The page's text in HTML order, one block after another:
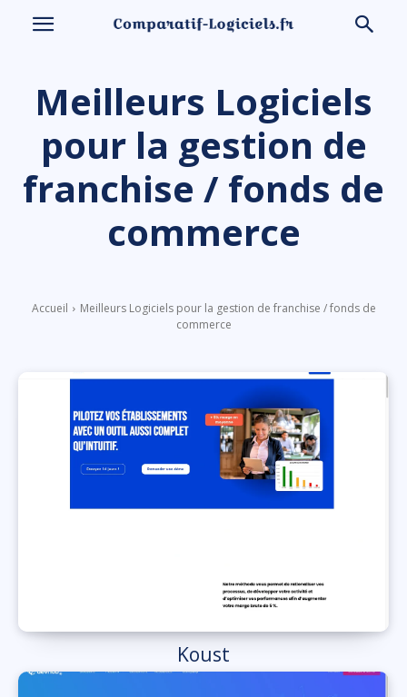
Meilleurs Logiciels
pour la gestion de
franchise / fonds de
commerce
Accueil
Meilleurs Logiciels pour la gestion de franchise / fonds de
commerce
Koust